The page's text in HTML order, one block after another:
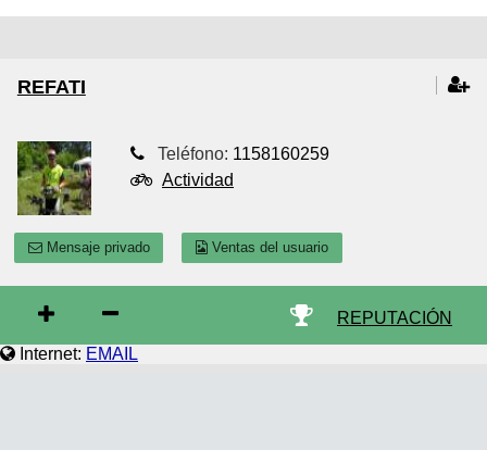
REFATI
Teléfono: 1158160259
Actividad
Mensaje privado Ventas del usuario
REPUTACIÓN
Internet: EMAIL